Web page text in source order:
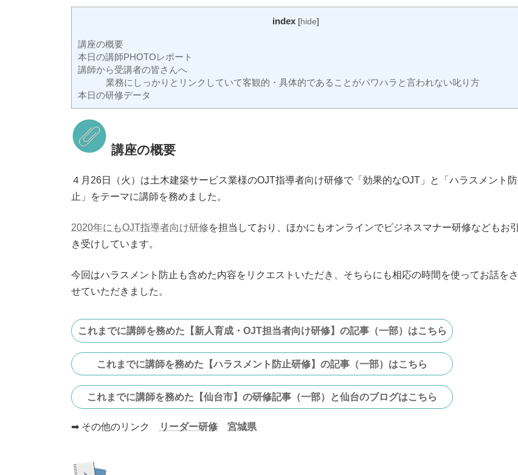
index [hide]
講座の概要
本日の講師PHOTOレポート
講師から受講者の皆さんへ
業務にしっかりとリンクしていて客観的・具体的であることがパワハラと言われない叱り方
本日の研修データ
講座の概要
４月26日（火）は土木建築サービス業様のOJT指導者向け研修で「効果的なOJT」と「ハラスメント防
止」をテーマに講師を務めました。
2020年にもOJT指導者向け研修を担当しており、ほかにもオンラインでビジネスマナー研修などもお引
き受けしています。
今回はハラスメント防止も含めた内容をリクエストいただき、そちらにも相応の時間を使ってお話をさ
せていただきました。
これまでに講師を務めた【新人育成・OJT担当者向け研修】の記事（一部）はこちら
これまでに講師を務めた【ハラスメント防止研修】の記事（一部）はこちら
これまでに講師を務めた【仙台市】の研修記事（一部）と仙台のブログはこちら
➡ その他のリンク リーダー研修 宮城県